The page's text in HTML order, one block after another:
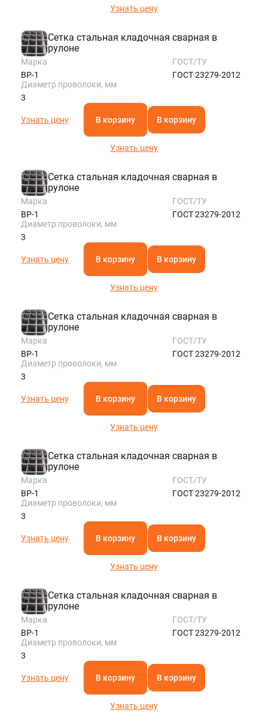
Узнать цену
Сетка стальная кладочная сварная в
рулоне
Марка
ВР-1
ГОСТ/ТУ
ГОСТ 23279-2012
Диаметр проволоки, мм
3
Узнать цену В корзину В корзину
Узнать цену
Сетка стальная кладочная сварная в
рулоне
Марка
ВР-1
ГОСТ/ТУ
ГОСТ 23279-2012
Диаметр проволоки, мм
3
Узнать цену В корзину В корзину
Узнать цену
Сетка стальная кладочная сварная в
рулоне
Марка
ВР-1
ГОСТ/ТУ
ГОСТ 23279-2012
Диаметр проволоки, мм
3
Узнать цену В корзину В корзину
Узнать цену
Сетка стальная кладочная сварная в
рулоне
Марка
ВР-1
ГОСТ/ТУ
ГОСТ 23279-2012
Диаметр проволоки, мм
3
Узнать цену В корзину В корзину
Узнать цену
Сетка стальная кладочная сварная в
рулоне
Марка
ВР-1
ГОСТ/ТУ
ГОСТ 23279-2012
Диаметр проволоки, мм
3
Узнать цену В корзину В корзину
Узнать цену